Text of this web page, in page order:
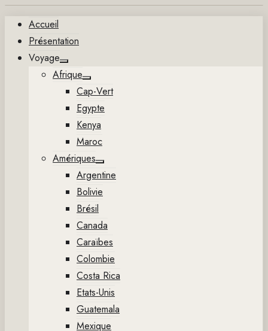
contenu
Accueil
Présentation
Voyage
Show
sub
menu
Afrique
Show
sub
menu
Cap-Vert
Egypte
Kenya
Maroc
Amériques
Show
sub
menu
Argentine
Bolivie
Brésil
Canada
Caraïbes
Colombie
Costa Rica
Etats-Unis
Guatemala
Mexique